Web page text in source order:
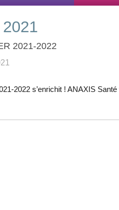
2021-2022
2022 s’enrichit ! ANAXIS